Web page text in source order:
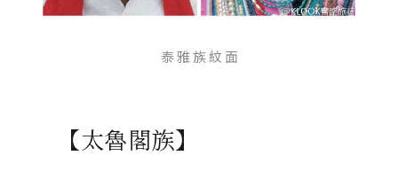
泰 雅 族 紋 面
【太魯閣族】